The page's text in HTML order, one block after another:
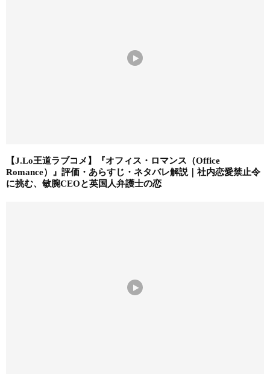
【J.Lo王道ラブコメ】『オフィス・ロマンス（Office
Romance）』評価・あらすじ・ネタバレ解説｜社内恋愛禁止令
に挑む、敏腕CEOと英国人弁護士の恋